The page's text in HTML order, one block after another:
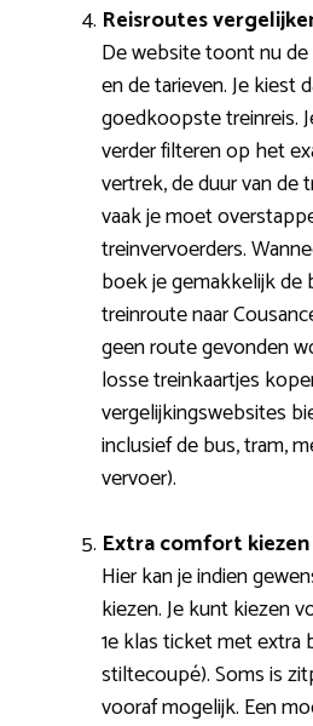
Reisroutes
De website toont nu
en de tarieven. Je kiest
goedkoopste treinreis.
verder filteren op het
vertrek, de duur van de
vaak je moet
treinvervoerders.
boek je gemakkelijk
treinroute naar
geen route gevonden
losse treinkaartjes
vergelijkingswebsites
inclusief de bus, tram,
vervoer).
Extra comfort kiezen
Hier kan je indien
kiezen. Je kunt kiezen
1e klas ticket met extra
stiltecoupé). Soms is
vooraf mogelijk. Een